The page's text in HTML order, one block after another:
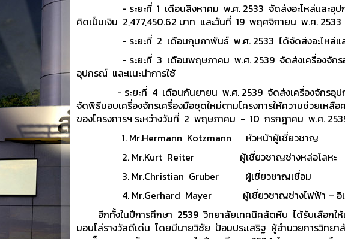
- ระยะที่ 1 เดือนสิงหาคม พ.ศ. 2533 จัดส่งอะไหล่และอุปกรณ์
คิดเป็นเงิน 2,477,450.62 บาท และวันที่ 19 พฤศจิกายน พ.ศ.
- ระยะที่ 2 เดือนกุมภาพันธ์ พ.ศ. 2533 ได้จัดส่งอะไหล่และอุ
- ระยะที่ 3 เดือนพฤษภาคม พ.ศ. 2539 จัดส่งเครื่องจักรอุป
อุปกรณ์ และแนะนำการใช้
- ระยะที่ 4 เดือนกันยายน พ.ศ. 2539 จัดส่งเครื่องจักรอุปกร
จัดพิธีมอบเครื่องจักรเครื่องมือชุดใหม่ตามโครงการให้ความช่วยเ
ของโครงการฯ ระหว่างวันที่ 2 พฤษภาคม - 10 กรกฎาคม พ.ศ.
1. Mr.Hermann Kotzmann หัวหน้าผู้เชี่ยวชาญ
2. Mr.Kurt Reiter ผู้เชี่ยวชาญช่างหล่อโลหะ
3. Mr.Christian Gruber ผู้เชี่ยวชาญเชื่อม
4. Mr.Gerhard Mayer ผู้เชี่ยวชาญช่างไฟฟ้า – อิเ
อีกทั้งในปีการศึกษา 2539 วิทยาลัยเทคนิคสัตหีบ ได้รับเลือกให้
มอบโล่รางวัลดีเด่น โดยมีนายวิชัย ป้อมประเสริฐ ผู้อำนวยการวิทย